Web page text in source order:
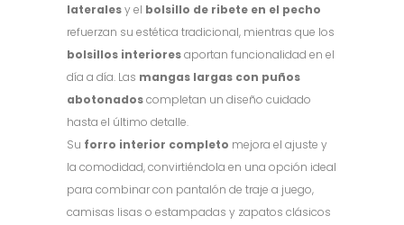
lateralesy el bolsillo de ribete en el pecho
refuerzan su estética tradicional, mientras que los
bolsillos interioresaportan funcionalidad en el
día a día. Las mangas largas con puños
abotonadoscompletan un diseño cuidado
hasta el último detalle.
Su forro interior completo mejora el ajuste y
la comodidad, convirtiéndola en una opción ideal
para combinar con pantalón de traje a juego,
camisas lisas o estampadas y zapatos clásicos